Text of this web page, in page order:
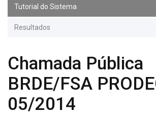
Tutorial do Sistema
Resultados
Chamada Pública
BRDE/FSA
05/2014